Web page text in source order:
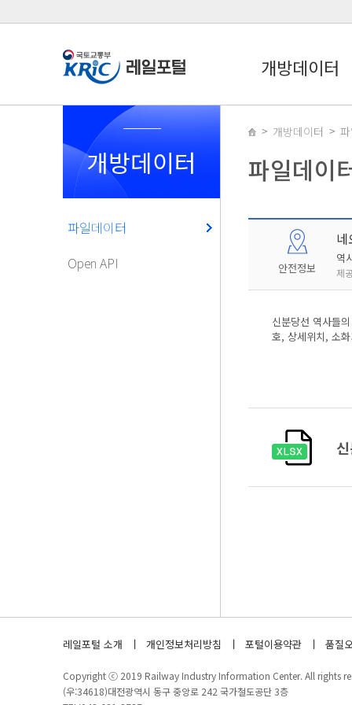
개방데이터
개방데이터
파일데이터
Open API
개방데이터
파일데이
안전정보
역
제
신분당선 역사들
호, 상세위치, 소
레일포털 소개 개인정보처리방침 포털이용약관 품질
Copyright ⓒ 2019 Railway Industry Information Center. All rights
(우:34618)대전광역시 동구 중앙로 242 국가철도공단 3층